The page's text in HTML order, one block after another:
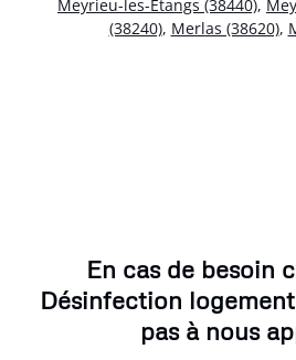
Meyrieu-les-Étangs (38440),
(38240), Merlas (38620),
En cas de besoin
Désinfection
pas à nous